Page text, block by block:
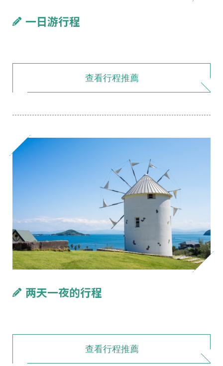
一日游行程
查看行程推薦
两天一夜的行程
查看行程推薦